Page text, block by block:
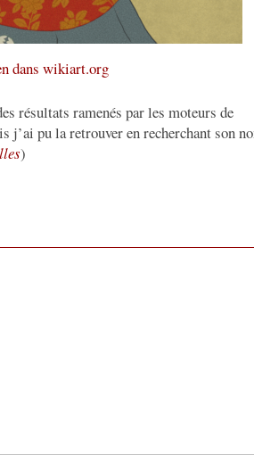
dans wikiart.org
résultats ramenés par les moteurs de
j’ai pu la retrouver en recherchant son
)